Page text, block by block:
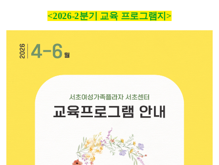
<2026-2분기 교육 프로그램지>